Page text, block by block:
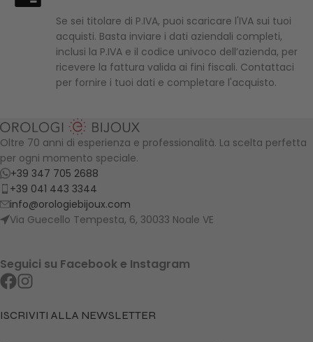
Se sei titolare di P.IVA, puoi scaricare l'IVA sui tuoi
acquisti. Basta inviare i dati aziendali completi,
inclusi la P.IVA e il codice univoco dell’azienda, per
ricevere la fattura valida ai fini fiscali. Contattaci
per fornire i tuoi dati e completare l'acquisto.
Oltre 70 anni di esperienza e professionalità. La scelta perfetta
per ogni momento speciale.
+39 347 705 2688
+39 041 443 3344
info@orologiebijoux.com
Via Guecello Tempesta, 6, 30033 Noale VE
Seguici su Facebook e Instagram
ISCRIVITI ALLA NEWSLETTER